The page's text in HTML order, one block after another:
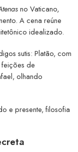
no Vaticano,
A cena reúne
idealizado.
sutis: Platão, com
de
olhando
e presente, filosofia